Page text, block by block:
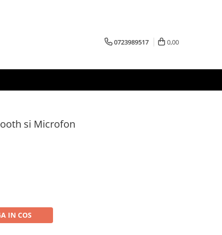
0723989517 0,00
si Microfon
IN COS